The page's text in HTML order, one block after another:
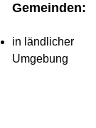
Gemeinden:
in ländlicher
Umgebung